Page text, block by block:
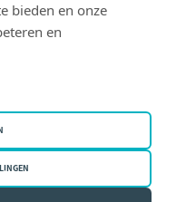
bieden en onze
en